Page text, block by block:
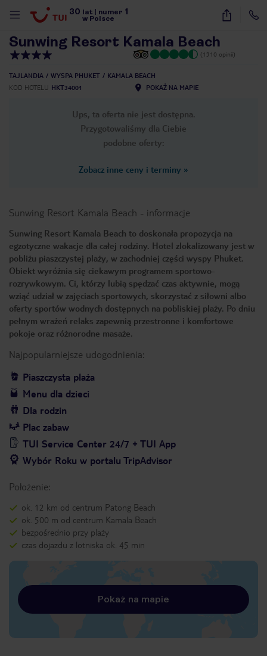
30 lat numer 1
w Polsce
34
Sunwing Resort Kamala Beach
(1310 opinii)
TAJLANDIA WYSPA PHUKET
KAMALA BEACH
KOD HOTELU HKT34001 POKAŻ NA MAPIE
Ups, ta oferta nie jest dostępna.
Przygotowaliśmy dla Ciebie
podobne oferty:
Zobacz inne ceny i terminy »
Sunwing Resort Kamala Beach - informacje
Sunwing Resort Kamala Beach to doskonała propozycja na
egzotyczne wakacje dla całej rodziny. Hotel zlokalizowany jest w
pobliżu piaszczystej plaży, w zachodniej części wyspy Phuket.
Obiekt wyróżnia się ciekawym programem sportowo-
rozrywkowym. Ci, którzy lubią spędzać czas aktywnie, mogą
wziąć udział w zajęciach sportowych, skorzystać z siłowni albo
oferty sportów wodnych dostępnych na pobliskiej plaży. Po dniu
pełnym wrażeń relaks zapewnią przestronne i komfortowe
pokoje oraz różnorodne masaże.
Najpopularniejsze udogodnienia:
Piaszczysta plaża
Menu dla dzieci
Dla rodzin
Plac zabaw
TUI Service Center 24/7 + TUI App
Wybór Roku w portalu TripAdvisor
Położenie:
ok. 12 km od centrum Patong Beach
ok. 500 m od centrum Kamala Beach
bezpośrednio przy plaży
czas dojazdu z lotniska ok. 45 min
Pokaż na mapie